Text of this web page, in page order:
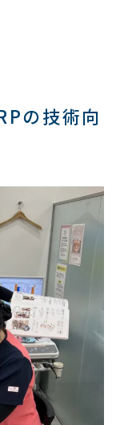
日 祝
了してください
の技術向